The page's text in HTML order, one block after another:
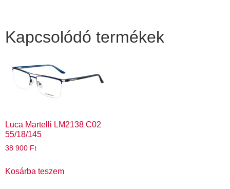
Kapcsolódó termékek
Luca Martelli LM2138 C02
55/18/145
38 900 Ft
Kosárba teszem